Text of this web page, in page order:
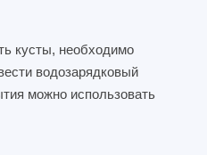
кусты, необходимо
водозарядковый
можно использовать